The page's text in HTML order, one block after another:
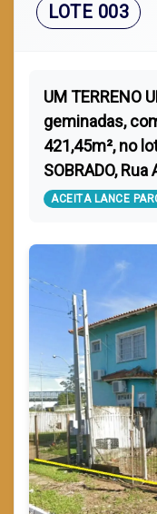
LOTE 003
UM TERRENO
geminadas,
421,45m², no
SOBRADO, Rua
ACEITA LANCE